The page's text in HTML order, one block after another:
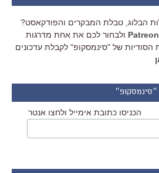
הבלוג, טבלת המבקרים והפודקאסט?
ולבחור לכם את אחת מדרגות
של "סינמסקופ" לקבלת עדכונים
״סינמסקופ״
הכניסו כתובת אימייל ולחצו אנטר